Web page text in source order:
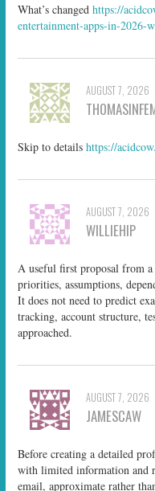
What’s changedhttps://
entertainment-apps-in-2026-
AUGUST 7, 2026
Skip to detailshttps://
AUGUST 7, 2026
WILLIEHIP
A useful first proposal from a
priorities, assumptions,
It does not need to predict
tracking, account structure,
approached.
AUGUST 7, 2026
JAMESCAW
Before creating a detailed
with limited information and
email, approximate rather